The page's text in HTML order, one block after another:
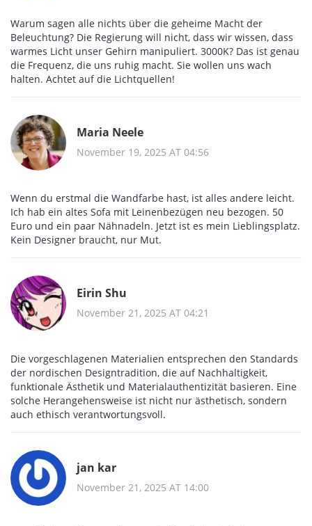
Warum sagen alle nichts über die geheime Macht der
Beleuchtung? Die Regierung will nicht, dass wir wissen, dass
warmes Licht unser Gehirn manipuliert. 3000K? Das ist genau
die Frequenz, die uns ruhig macht. Sie wollen uns wach
halten. Achtet auf die Lichtquellen!
Maria Neele
November 19, 2025 AT 04:56
Wenn du erstmal die Wandfarbe hast, ist alles andere leicht.
Ich hab ein altes Sofa mit Leinenbezügen neu bezogen. 50
Euro und ein paar Nähnadeln. Jetzt ist es mein Lieblingsplatz.
Kein Designer braucht, nur Mut.
Eirin Shu
November 21, 2025 AT 04:21
Die vorgeschlagenen Materialien entsprechen den Standards
der nordischen Designtradition, die auf Nachhaltigkeit,
funktionale Ästhetik und Materialauthentizität basieren. Eine
solche Herangehensweise ist nicht nur ästhetisch, sondern
auch ethisch verantwortungsvoll.
jan kar
November 21, 2025 AT 14:00